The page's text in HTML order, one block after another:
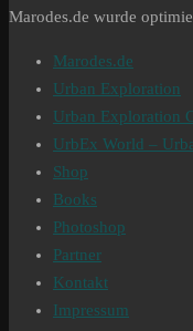
Marodes.de wurde
Marodes.de
Urban Exploration
Urban Exploration
UrbEx World –
Shop
Books
Photoshop
Partner
Kontakt
Impressum